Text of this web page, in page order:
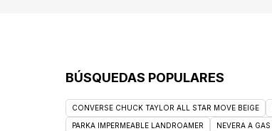
BÚSQUEDAS POPULARES
CONVERSE CHUCK TAYLOR ALL STAR MOVE BEIGE
PARKA IMPERMEABLE LANDROAMER NEVERA A GAS